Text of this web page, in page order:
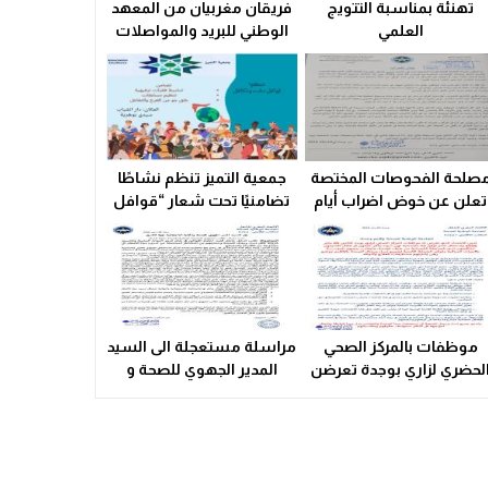
سوء التدبير و التسيير في القطاع الصحي المحلي يشعل التوتر
10:11 الكلاب الضالة…تهديد يومي يؤرق ساكنة مدينة وجدة
تهنئة بمناسبة التتويج
العلمي
فريقان مغربيان من المعهد
الوطني للبريد والمواصلات
يتأهلان إلى شينزن
للمشاركة في المرحلة
العالمية من
مسابقة Huawei ICT
Competition 2025-2026
الفحوصات المختصة
تعلن عن خوض اضراب أيام
25 و 26 فبراير الحالي
جمعية التميز تنظم نشاطًا
تضامنيًا تحت شعار “قوافل
الدفء والتكافل” بسيدي
بوهرية
موظفات بالمركز الصحي
لزاري بوجدة تعرضن
مراسلة مستعجلة الى السيد
المدير الجهوي للصحة و